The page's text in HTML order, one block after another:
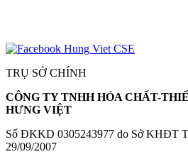
TRỤ SỞ CHÍNH
CÔNG TY TNHH HÓA CHẤT-
HƯNG VIỆT
Số ĐKKD 0305243977 do Sở KHĐT
29/09/2007